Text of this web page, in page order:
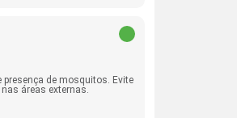
presença de mosquitos. Evite
áreas externas.